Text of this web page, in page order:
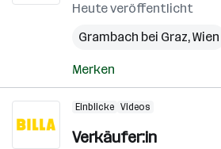
Heute veröffentlicht
Grambach bei Graz,Wien
Merken
Einblicke Videos
Verkäufer:in